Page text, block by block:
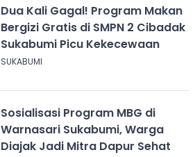
Dua Kali Gagal! Program Makan
Bergizi Gratis di SMPN 2 Cibadak
Sukabumi Picu Kekecewaan
SUKABUMI
Sosialisasi Program MBG di
Warnasari Sukabumi, Warga
Diajak Jadi Mitra Dapur Sehat